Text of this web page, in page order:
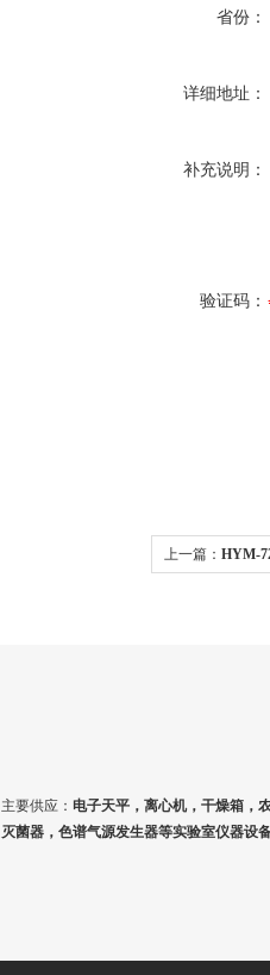
省份：
详细地址：
补充说明：
验证码：
上一篇： HYM-
要供应： 电子天平，离心机，干燥箱，
菌器，色谱气源发生器等实验室仪器设